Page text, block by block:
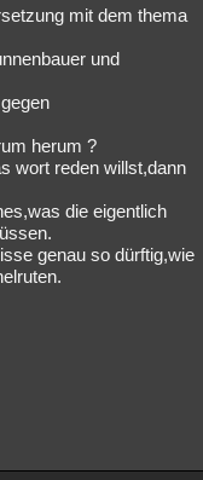
mit dem thema
und
herum ?
wort reden willst,dann
die eigentlich
genau so dürftig,wie